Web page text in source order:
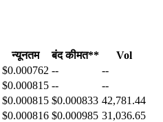
न्यूनतम बंद कीमत**
Vol
$0.000762 --
--
$0.000815 --
--
$0.000815 $0.000833 42,781.44
$0.000816 $0.000985 31,036.65